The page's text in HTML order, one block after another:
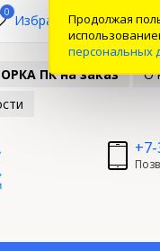
Продолжая
персональных
0 Избранные товары
ПК на заказ О